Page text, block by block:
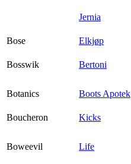
Jernia
Bose
Elkjøp
Bosswik Bertoni
Botanics
Boots Apotek
Boucheron
Kicks
Boweevil Life